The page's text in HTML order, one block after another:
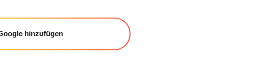
hinzufügen